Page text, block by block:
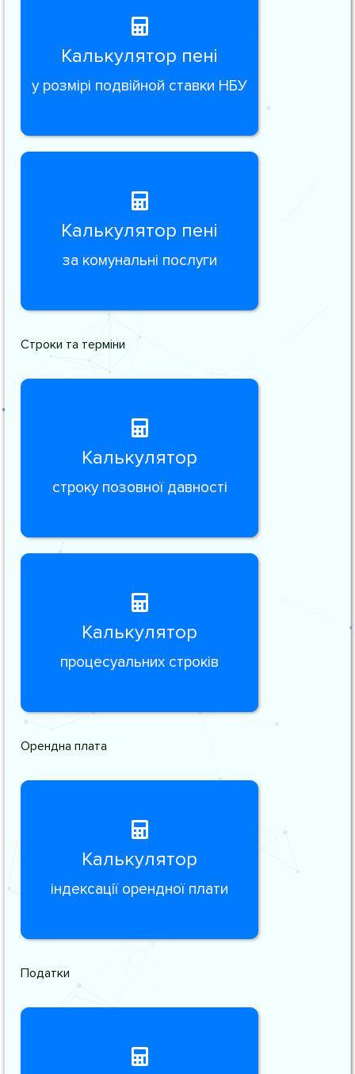
Калькулятор пені
у розмірі подвійной ставки НБУ
Калькулятор пені
за комунальні послуги
Строки та терміни
Калькулятор
строку позовної давності
Калькулятор
процесуальних строків
Орендна плата
Калькулятор
індексації орендної плати
Податки